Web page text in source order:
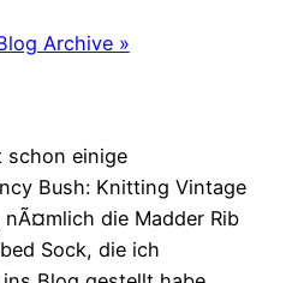
Archive »
schon einige
Bush: Knitting Vintage
die Madder Rib
Sock, die ich